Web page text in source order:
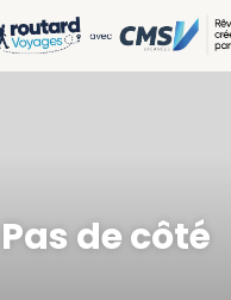
Pas de côté